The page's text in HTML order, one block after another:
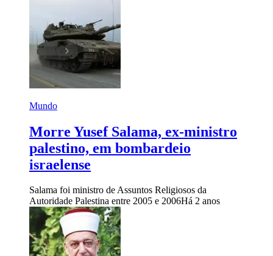
Mundo
Morre Yusef Salama, ex-ministro
palestino, em bombardeio
israelense
Salama foi ministro de Assuntos Religiosos da
Autoridade Palestina entre 2005 e 2006Há 2 anos